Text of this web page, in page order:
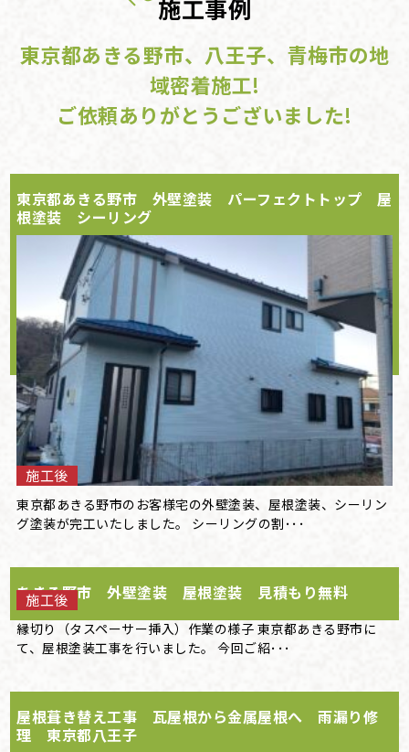
施工事例
東京都あきる野市、八王子、青梅市の地
域密着施工!
ご依頼ありがとうございました!
東京都あきる野市 外壁塗装 パーフェクトトップ 屋
根塗装 シーリング
施工後
東京都あきる野市のお客様宅の外壁塗装、屋根塗装、シーリン
グ塗装が完工いたしました。 シーリングの割･･･
あきる野市 外壁塗装 屋根塗装 見積もり無料
施工後
縁切り（タスペーサー挿入）作業の様子 東京都あきる野市に
て、屋根塗装工事を行いました。 今回ご紹･･･
屋根葺き替え工事 瓦屋根から金属屋根へ 雨漏り修
理 東京都八王子